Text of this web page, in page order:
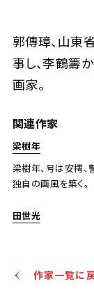
郭傳璋、山東
事し、李鶴籌
画家。
関連作家
梁樹年
梁樹年、号は安樗、
独自の画風を築く。
田世光
郭傳璋 煙峽圖
主催 Jo's
開催
JPY 10,000 -
結果
公開終了
作家一覧に